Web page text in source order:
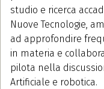
studio e ricerca
Nuove Tecnologie,
ad approfondire
in materia e
pilota nella
Artificiale e robotica.